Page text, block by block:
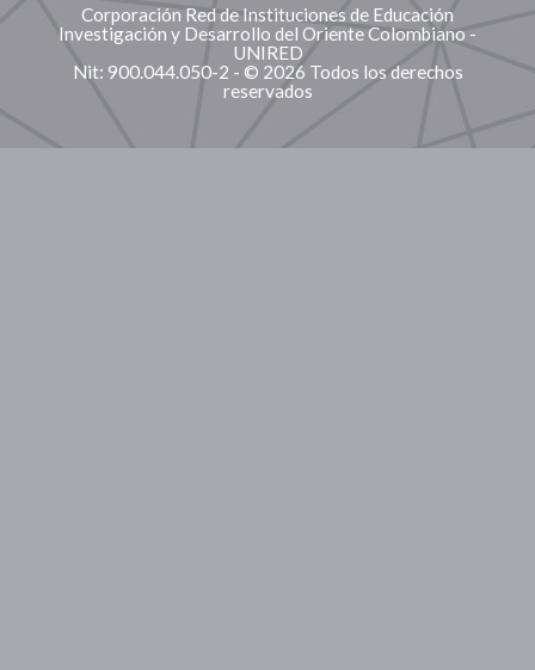
Corporación Red de Instituciones de Educación
Investigación y Desarrollo del Oriente Colombiano -
UNIRED
Nit: 900.044.050-2 - © 2026 Todos los derechos
reservados